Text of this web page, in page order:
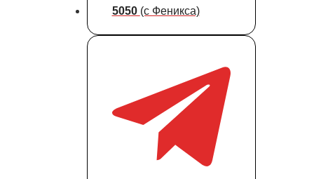
5050 (с Феникса)